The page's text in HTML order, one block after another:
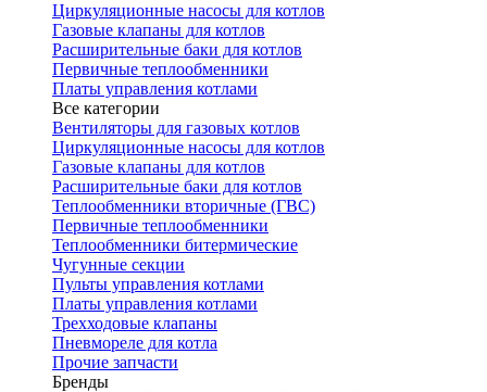
Циркуляционные насосы для котлов
Газовые клапаны для котлов
Расширительные баки для котлов
Первичные теплообменники
Платы управления котлами
Все категории
Вентиляторы для газовых котлов
Циркуляционные насосы для котлов
Газовые клапаны для котлов
Расширительные баки для котлов
Теплообменники вторичные (ГВС)
Первичные теплообменники
Теплообменники битермические
Чугунные секции
Пульты управления котлами
Платы управления котлами
Трехходовые клапаны
Пневмореле для котла
Прочие запчасти
Бренды